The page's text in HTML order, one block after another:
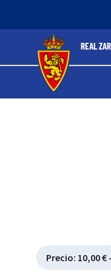
REAL
Ver filtros
Active filtering
Precio: 10,00 €